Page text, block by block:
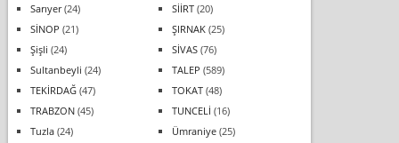
Sarıyer(24) SİİRT(20)
SİNOP (21) ŞIRNAK(25)
Şişli (24) SİVAS(76)
Sultanbeyli (24) TALEP (589)
TEKİRDAĞ(47) TOKAT(48)
TRABZON(45) TUNCELİ (16)
Tuzla(24) Ümraniye(25)